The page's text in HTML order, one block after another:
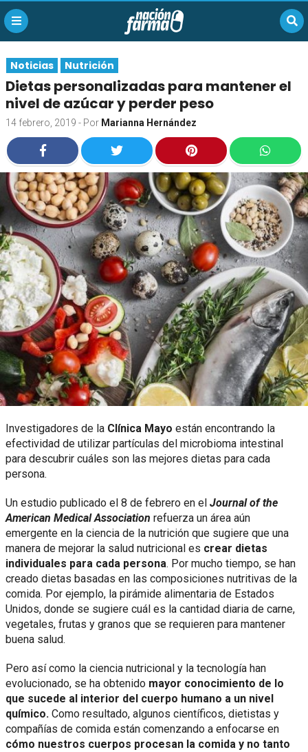
Noticias Nutrición
Dietas personalizadas para mantener el
nivel de azúcar y perder peso
14 febrero, 2019 - Por Marianna Hernández
Investigadores de la Clínica Mayo están encontrando la
efectividad de utilizar partículas del microbioma intestinal
para descubrir cuáles son las mejores dietas para cada
persona.
Un estudio publicado el 8 de febrero en el Journal of the
American Medical Association refuerza un área aún
emergente en la ciencia de la nutrición que sugiere que una
manera de mejorar la salud nutricional es crear dietas
individuales para cada persona. Por mucho tiempo, se han
creado dietas basadas en las composiciones nutritivas de la
comida. Por ejemplo, la pirámide alimentaria de Estados
Unidos, donde se sugiere cuál es la cantidad diaria de carne,
vegetales, frutas y granos que se requieren para mantener
buena salud.
Pero así como la ciencia nutricional y la tecnología han
evolucionado, se ha obtenido mayor conocimiento de lo
que sucede al interior del cuerpo humano a un nivel
químico. Como resultado, algunos científicos, dietistas y
compañías de comida están comenzando a enfocarse en
cómo nuestros cuerpos procesan la comida y no tanto